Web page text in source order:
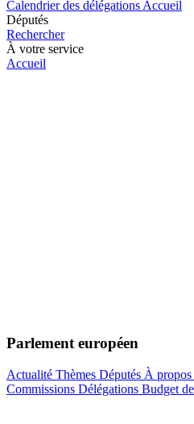
Calendrier des délégations Accueil
Députés
Rechercher
À votre service
Accueil
Parlement européen
Actualité Thèmes Députés À propos
Commissions Délégations Budget